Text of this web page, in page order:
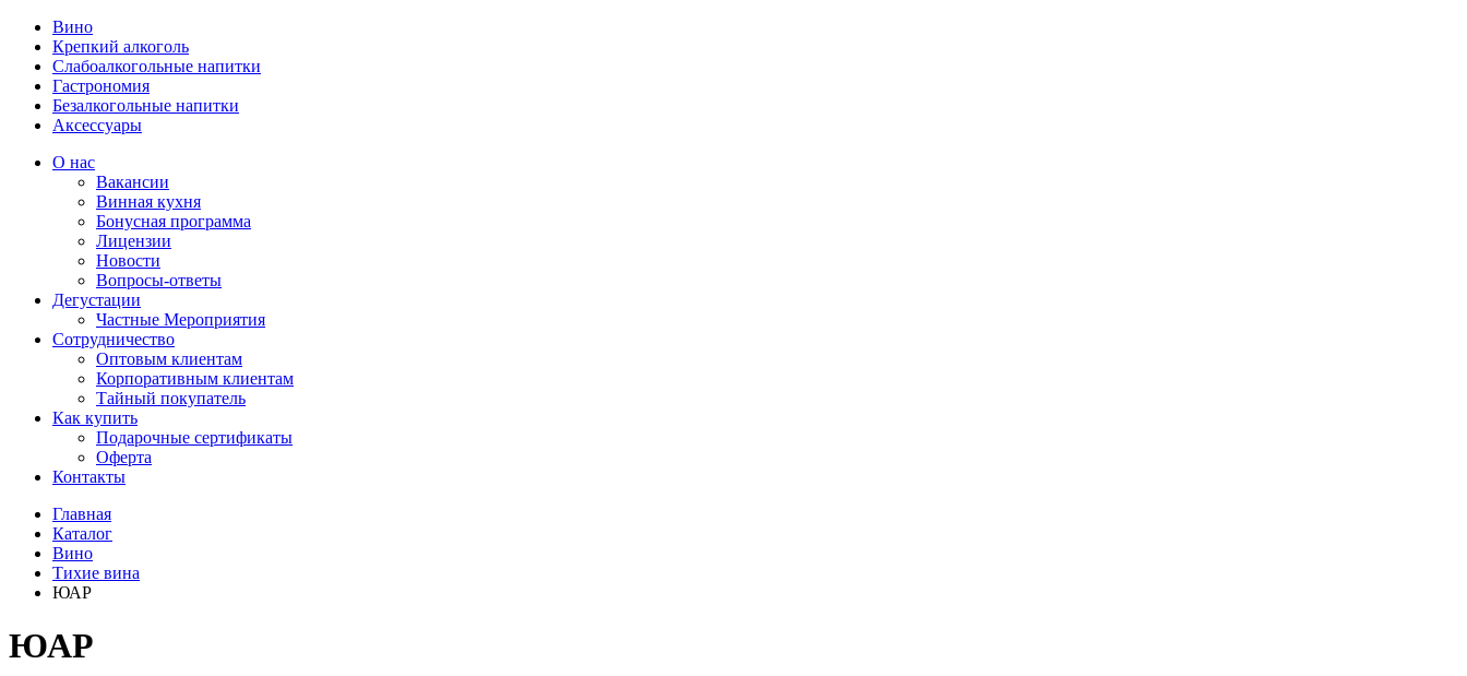
Вино
Крепкий алкоголь
Слабоалкогольные напитки
Гастрономия
Безалкогольные напитки
Аксессуары
О нас
Вакансии
Винная кухня
Бонусная программа
Лицензии
Новости
Вопросы-ответы
Дегустации
Частные Мероприятия
Сотрудничество
Оптовым клиентам
Корпоративным клиентам
Тайный покупатель
Как купить
Подарочные сертификаты
Оферта
Контакты
Главная
Каталог
Вино
Тихие вина
ЮАР
ЮАР